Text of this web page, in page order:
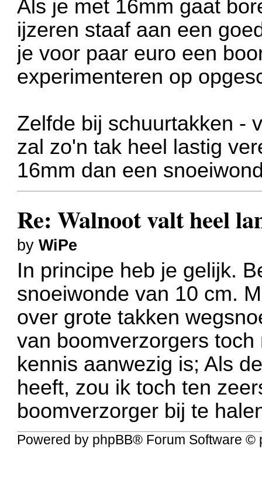
Als je met 16mm gaat
ijzeren staaf aan een
je voor paar euro een
experimenteren op
Zelfde bij schuurtakken -
zal zo'n tak heel lastig
16mm dan een
Re: Walnoot valt heel
byWiPe
In principe heb je gelijk.
snoeiwonde van 10 cm.
over grote takken
van boomverzorgers
kennis aanwezig is; Als
heeft, zou ik toch ten
boomverzorger bij te
Powered by phpBB® Forum Software ©